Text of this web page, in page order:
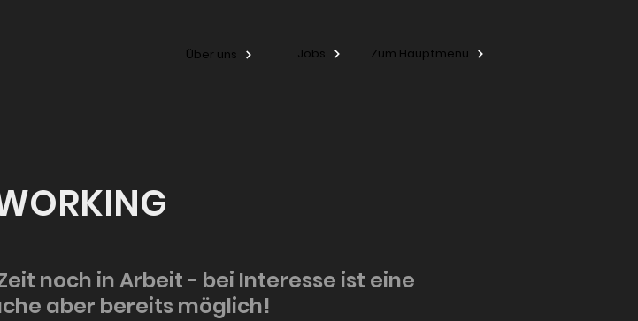
Über uns Jobs Zum Hauptmenü
noch in Arbeit - bei Interesse ist eine
aber bereits möglich!